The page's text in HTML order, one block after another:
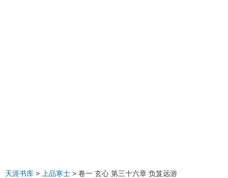
天涯书库 > 上品寒士 > 卷一 玄心 第三十六章 负笈远游